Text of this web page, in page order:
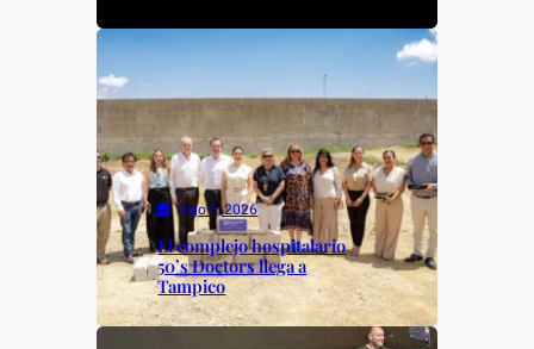
Ago 6, 2026
El complejo hospitalario
50’s Doctors llega a
Tampico